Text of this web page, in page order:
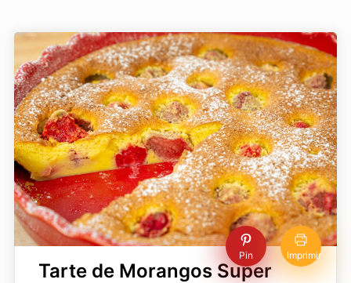
Pin Imprimir
Tarte de Morangos Super